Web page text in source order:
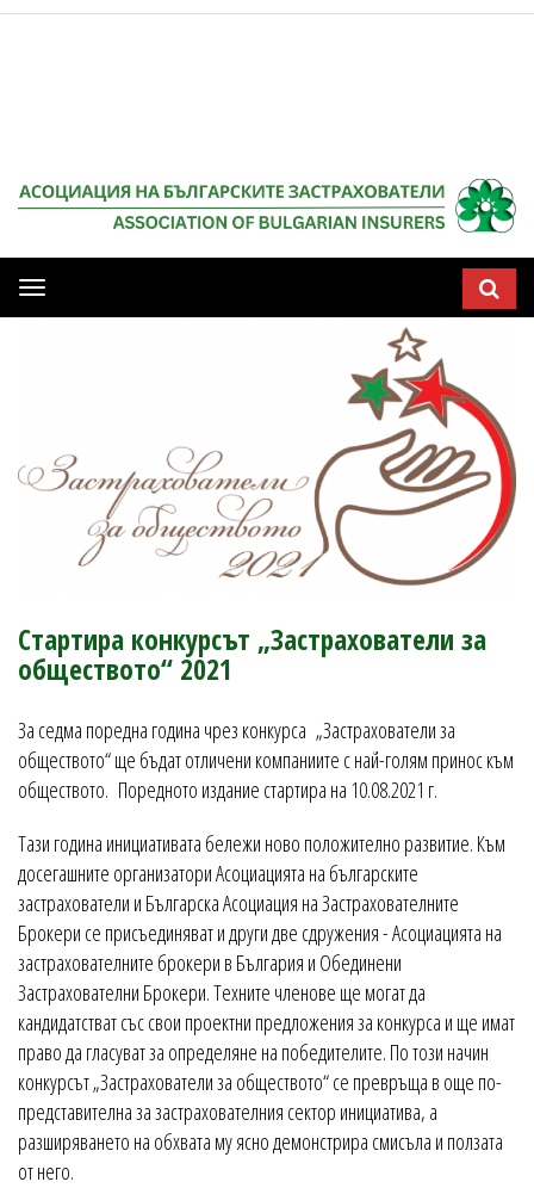
Мобилна
навигация
Стартира конкурсът „Застрахователи за
обществото“ 2021
За седма поредна година чрез конкурса „Застрахователи за
обществото“ ще бъдат отличени компаниите с най-голям принос към
обществото. Поредното издание стартира на 10.08.2021 г.
Тази година инициативата бележи ново положително развитие. Към
досегашните организатори Асоциацията на българските
застрахователи и Българска Асоциация на Застрахователните
Брокери се присъединяват и други две сдружения - Асоциацията на
застрахователните брокери в България и Обединени
Застрахователни Брокери. Техните членове ще могат да
кандидатстват със свои проектни предложения за конкурса и ще имат
право да гласуват за определяне на победителите. По този начин
конкурсът „Застрахователи за обществото“ се превръща в още по-
представителна за застрахователния сектор инициатива, а
разширяването на обхвата му ясно демонстрира смисъла и ползата
от него.